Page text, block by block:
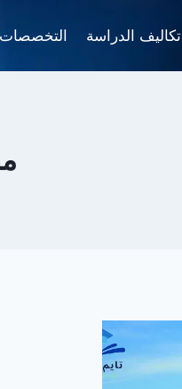
تكاليف الدراسة التخصصات